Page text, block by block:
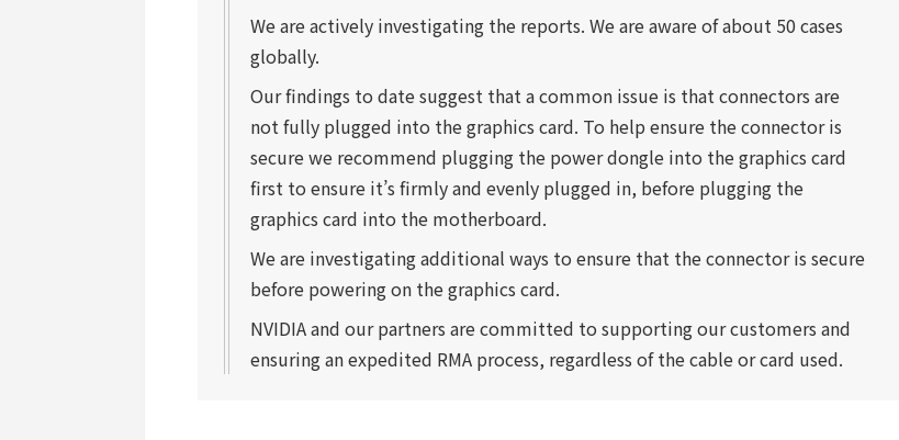
We are actively investigating the reports. We are aware of about 50 cases
globally.
Our findings to date suggest that a common issue is that connectors are
not fully plugged into the graphics card. To help ensure the connector is
secure we recommend plugging the power dongle into the graphics card
first to ensure it’s firmly and evenly plugged in, before plugging the
graphics card into the motherboard.
We are investigating additional ways to ensure that the connector is secure
before powering on the graphics card.
NVIDIA and our partners are committed to supporting our customers and
ensuring an expedited RMA process, regardless of the cable or card used.